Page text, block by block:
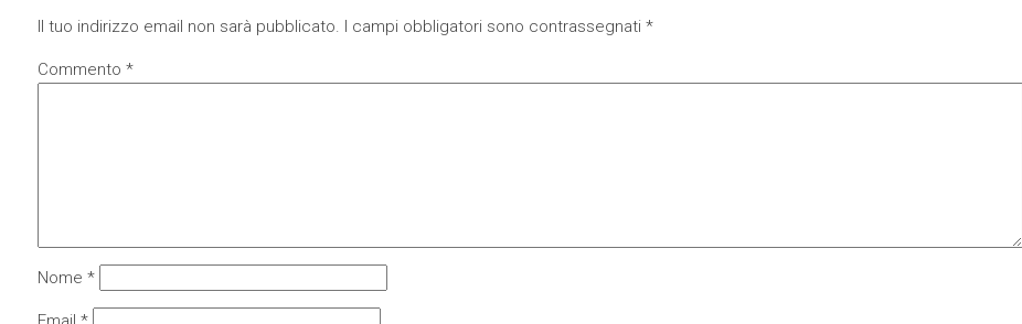
Il tuo indirizzo email non sarà pubblicato. I campi obbligatori sono contrassegnati *
Commento *
Nome *